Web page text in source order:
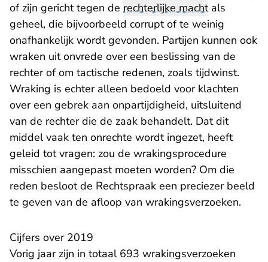
of zijn gericht tegen de rechterlijke machtals
geheel, die bijvoorbeeld corrupt of te weinig
onafhankelijk wordt gevonden. Partijen kunnen ook
wraken uit onvrede over een beslissing van de
rechter of om tactische redenen, zoals tijdwinst.
Wraking is echter alleen bedoeld voor klachten
over een gebrek aan onpartijdigheid, uitsluitend
van de rechter die de zaak behandelt. Dat dit
middel vaak ten onrechte wordt ingezet, heeft
geleid tot vragen: zou de wrakingsprocedure
misschien aangepast moeten worden? Om die
reden besloot de Rechtspraak een preciezer beeld
te geven van de afloop van wrakingsverzoeken.
Cijfers over 2019
Vorig jaar zijn in totaal 693 wrakingsverzoeken